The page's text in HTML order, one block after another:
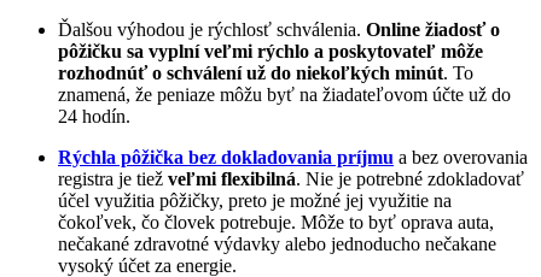
Ďalšou výhodou je rýchlosť schválenia. Online žiadosť o
pôžičku sa vyplní veľmi rýchlo a poskytovateľ môže
rozhodnúť o schválení už do niekoľkých minút. To
znamená, že peniaze môžu byť na žiadateľovom účte už do
24 hodín.
Rýchla pôžička bez dokladovania príjmu a bez overovania
registra je tiež veľmi flexibilná. Nie je potrebné zdokladovať
účel využitia pôžičky, preto je možné jej využitie na
čokoľvek, čo človek potrebuje. Môže to byť oprava auta,
nečakané zdravotné výdavky alebo jednoducho nečakane
vysoký účet za energie.